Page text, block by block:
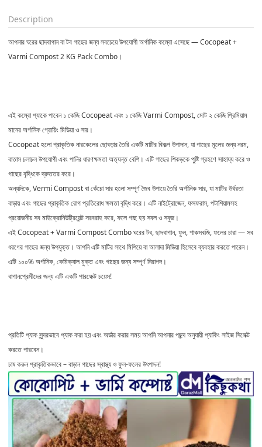
Description
আপনার ঘরের ছাদবাগান বা টব গাছের জন্য সবচেয়ে উপযোগী অর্গানিক কম্বো এসেছে —Cocopeat +
Varmi Compost 2 KG Pack Combo ।
এই কম্বো প্যাকে পাবেন১ কেজি Cocopeatএবং ১ কেজি Varmi Compost, মোট২ কেজি প্রিমিয়াম
মানের অর্গানিক গ্রোয়িং মিডিয়া ও সার ।
Cocopeatহলো প্রাকৃতিক নারকেলের ছোবড়ার তৈরি একটি মাটির বিকল্প উপাদান, যা গাছের মূলের জন্য নরম,
বাতাস চলাচল উপযোগী এবং পানির ধারণক্ষমতা অত্যন্ত বেশি। এটি গাছের শিকড়কে পুষ্টি গ্রহণে সাহায্য করে ও
গাছের বৃদ্ধিকে দ্রুততর করে।
অন্যদিকে,Vermi Compostবা কেঁচো সার হলো সম্পূর্ণ জৈব উপায়ে তৈরি অর্গানিক সার, যা মাটির উর্বরতা
বাড়ায় এবং গাছের প্রাকৃতিক রোগ প্রতিরোধ ক্ষমতা বৃদ্ধি করে। এটি নাইট্রোজেন, ফসফরাস, পটাশিয়ামসহ
প্রয়োজনীয় সব মাইক্রোনিউট্রিয়েন্ট সরবরাহ করে, ফলে গাছ হয় সবল ও সবুজ।
এইCocopeat + Varmi Compost Comboঘরের টব, ছাদবাগান, ফুল, শাকসবজি, ফলের চারা — সব
ধরণের গাছের জন্য উপযুক্ত। আপনি এটিমাটির সাথে মিশিয়ে বা আলাদা মিডিয়া হিসেবেব্যবহার করতে পারেন।
এটি ১০০% অর্গানিক, কেমিক্যাল মুক্ত এবং গাছের জন্য সম্পূর্ণ নিরাপদ।
বাগানপ্রেমীদের জন্য এটি একটি পারফেক্ট চয়েস!
প্রতিটি প্যাক সুন্দরভাবে প্যাক করা হয় এবং অর্ডার করার সময় আপনি আপনার পছন্দ অনুযায়ী প্যাকিং সাইজ সিলেক্ট
করতে পারবেন।
চাষ করুন প্রাকৃতিকভাবে – বাড়ান গাছের স্বাস্থ্য ও ফুল-ফলের উৎপাদন!